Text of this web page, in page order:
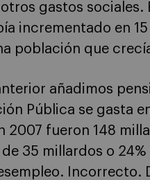
gastos sociales.
incrementado en
población que
añadimos
Pública se gasta
2007 fueron 148
35 millardos o
Incorrecto.